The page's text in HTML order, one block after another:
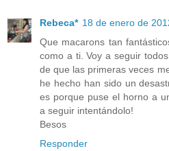
Rebeca* 18 de enero de
Que macarons tan
como a ti. Voy a seguir
de que las primeras veces
he hecho han sido un
es porque puse el horno a
a seguir intentándolo!
Besos
Responder